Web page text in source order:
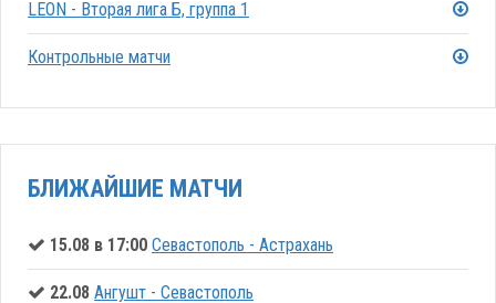
LEON - Вторая лига Б, группа 1
Контрольные матчи
БЛИЖАЙШИЕ МАТЧИ
15.08 в 17:00 Севастополь - Астрахань
22.08 Ангушт - Севастополь